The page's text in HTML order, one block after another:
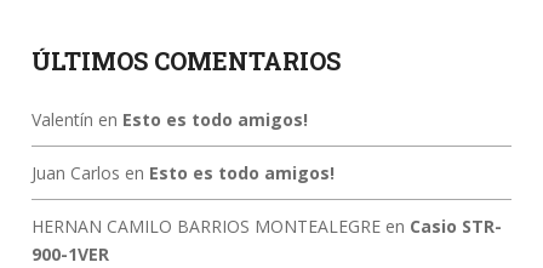
ÚLTIMOS COMENTARIOS
Valentín en Esto es todo amigos!
Juan Carlos en Esto es todo amigos!
HERNAN CAMILO BARRIOS MONTEALEGREen Casio STR-
900-1VER